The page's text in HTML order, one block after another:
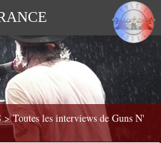
>Toutes les interviews de Guns N'